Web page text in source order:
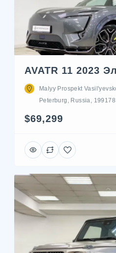
AVATR 11 2023
Malyy Prospekt
Peterburg, Russia, 199178
$69,299